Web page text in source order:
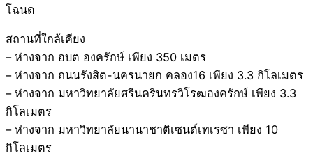
โฉนด
สถานที่ใกล้เคียง
– ห่างจาก อบต องครักษ์ เพียง 350 เมตร
– ห่างจาก ถนนรังสิต-นครนายก คลอง16 เพียง 3.3 กิโลเมตร
– ห่างจาก มหาวิทยาลัยศรีนครินทรวิโรฒองครักษ์ เพียง 3.3
กิโลเมตร
– ห่างจาก มหาวิทยาลัยนานาชาติเซนต์เทเรซา เพียง 10
กิโลเมตร